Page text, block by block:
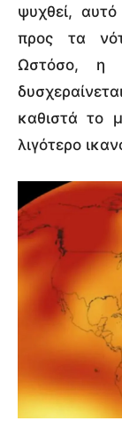
ψυχθεί,
προς τα
Ωστόσο, η
καθιστά το
λιγότερο